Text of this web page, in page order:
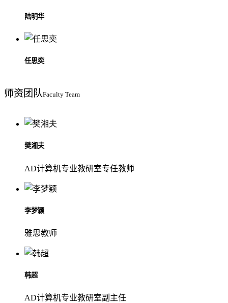
陆明华
任思奕
师资团队Faculty Team
樊湘夫
AD计算机专业教研室专任教师
李梦颖
雅思教师
韩超
AD计算机专业教研室副主任